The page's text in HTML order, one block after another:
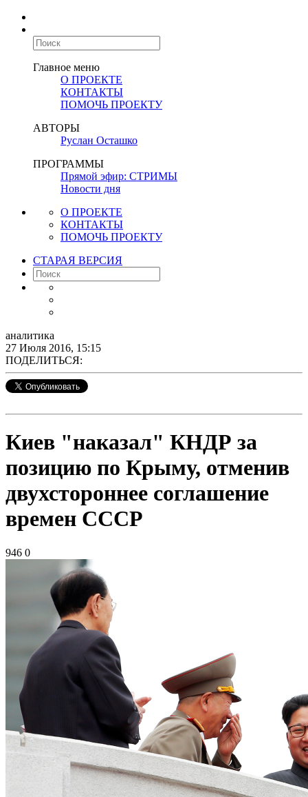
Главное меню
О ПРОЕКТЕ
КОНТАКТЫ
ПОМОЧЬ ПРОЕКТУ
АВТОРЫ
Руслан Осташко
ПРОГРАММЫ
Прямой эфир: СТРИМЫ
Новости дня
О ПРОЕКТЕ
КОНТАКТЫ
ПОМОЧЬ ПРОЕКТУ
СТАРАЯ ВЕРСИЯ
аналитика
27 Июля 2016, 15:15
ПОДЕЛИТЬСЯ:
Киев "наказал" КНДР за
позицию по Крыму, отменив
двухстороннее соглашение
времен СССР
946 0